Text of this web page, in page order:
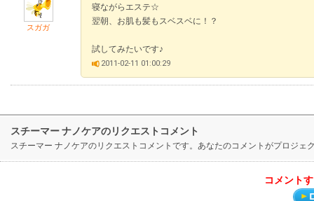
スガガ
寝ながらエステ☆
翌朝、お肌も髪もスベスベに！？
試してみたいです♪
2011-02-11 01:00:29
スチーマー ナノケアのリクエストコメント
スチーマー ナノケアのリクエストコメントです。あなたのコメントがプロジ
コメント